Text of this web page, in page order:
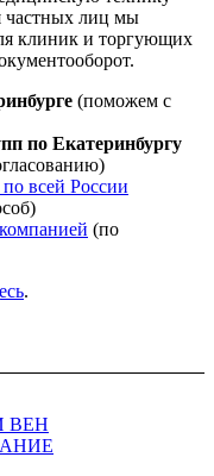
частных лиц мы
клиник и торгующих
(поможем с
по Екатеринбургу
всей России
(по
.
ВЕН